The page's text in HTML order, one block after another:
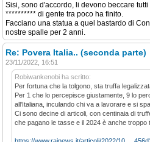
Sisi, sono d'accordo, li devono beccare
********** di gente tra poco ha finito.
Facciano una statua a quel bastardo di
nostre spalle per 2 anni.
Re: Povera Italia.. (seconda parte)
23/11/2022, 16:51
Robiwankenobi ha scritto:
Per fortuna che la tolgono, sta truffa
Per 1 che lo percepisce giustamente, 9 lo
all'Italiana, inculando chi va a lavorare e si
Ci sono decine di articoli, con centinaia di
che pagano le tasse e il 2024 è anche